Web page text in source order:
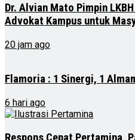
Dr. Alvian Mato Pimpin
Advokat Kampus untuk
20 jam ago
Flamoria : 1 Sinergi, 1
6 hari ago